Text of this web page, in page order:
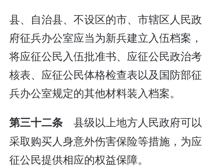
县、自治县、不设区的市、市辖区人民政
府征兵办公室应当为新兵建立入伍档案，
将应征公民入伍批准书、应征公民政治考
核表、应征公民体格检查表以及国防部征
兵办公室规定的其他材料装入档案。
第三十二条 县级以上地方人民政府可以
采取购买人身意外伤害保险等措施，为应
征公民提供相应的权益保障。